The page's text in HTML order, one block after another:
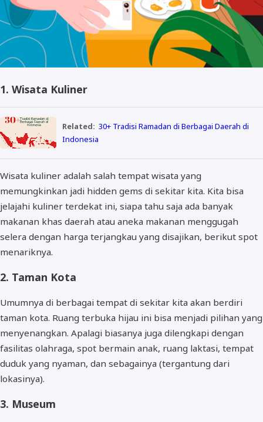
1. Wisata Kuliner
Related: 30+ Tradisi Ramadan di Berbagai Daerah di
Indonesia
Wisata kuliner adalah salah tempat wisata yang
memungkinkan jadi hidden gems di sekitar kita. Kita bisa
jelajahi kuliner terdekat ini, siapa tahu saja ada banyak
makanan khas daerah atau aneka makanan menggugah
selera dengan harga terjangkau yang disajikan, berikut spot
menariknya.
2. Taman Kota
Umumnya di berbagai tempat di sekitar kita akan berdiri
taman kota. Ruang terbuka hijau ini bisa menjadi pilihan yang
menyenangkan. Apalagi biasanya juga dilengkapi dengan
fasilitas olahraga, spot bermain anak, ruang laktasi, tempat
duduk yang nyaman, dan sebagainya (tergantung dari
lokasinya).
3. Museum